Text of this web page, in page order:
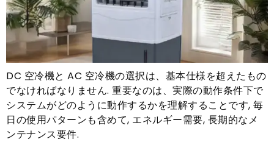
DC 空冷機と AC 空冷機の選択は、基本仕様を超えたもの
でなければなりません. 重要なのは、実際の動作条件下で
システムがどのように動作するかを理解することです, 毎
日の使用パターンも含めて, エネルギー需要, 長期的なメ
ンテナンス要件.